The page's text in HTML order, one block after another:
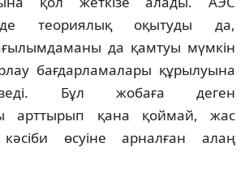
тео­риялық оқытуды да,
да қамтуы мүмкін
бағдарламалары құрылуына
Бұл жобаға деген
арт­тырып қана қоймай, жас
өсуіне арналған алаң